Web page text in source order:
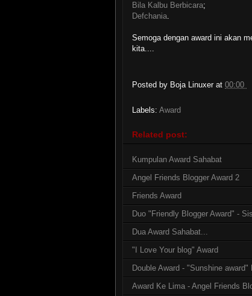
Bila Kalbu Berbicara;
Defchania.
Semoga dengan award ini akan
kita....
Posted by Boja Linuxer at 00:00
Labels: Award
Related post:
Kumpulan Award Sahabat
Angel Friends Blogger Award 2
Friends Award
Duo "Friendly Blogger Award" -
Dua Award Sahabat...
"I Love Your blog" Award
Double Award - "Sunshine award"
Award Ke Lima - Angel Friends